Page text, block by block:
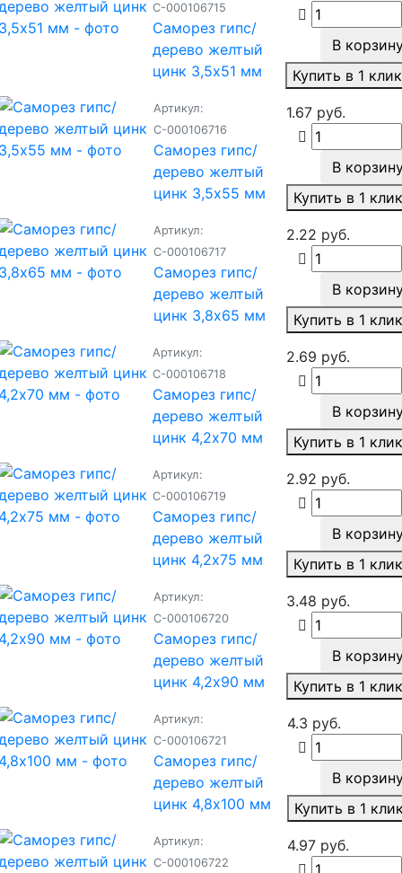
С-000106715
Саморез гипс/
дерево желтый
цинк 3,5х51 мм
В
Купить в 1 клик
Артикул:
С-000106716
Саморез гипс/
дерево желтый
цинк 3,5х55 мм
1.67 руб.
В
Купить в 1 клик
Артикул:
С-000106717
Саморез гипс/
дерево желтый
цинк 3,8х65 мм
2.22 руб.
В
Купить в 1 клик
Артикул:
С-000106718
Саморез гипс/
дерево желтый
цинк 4,2х70 мм
2.69 руб.
В
Купить в 1 клик
Артикул:
С-000106719
Саморез гипс/
дерево желтый
цинк 4,2х75 мм
2.92 руб.
В
Купить в 1 клик
Артикул:
С-000106720
Саморез гипс/
дерево желтый
цинк 4,2х90 мм
3.48 руб.
В
Купить в 1 клик
Артикул:
С-000106721
Саморез гипс/
дерево желтый
цинк 4,8х100 мм
4.3 руб.
В
Купить в 1
Артикул:
С-000106722
4.97 руб.